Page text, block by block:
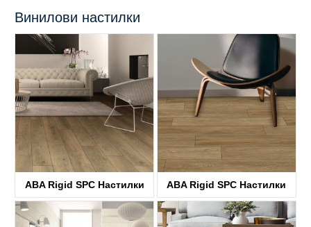
Винилови настилки
ABA Rigid SPC Настилки
KTV8033
ABA Rigid SPC Настилки
KTV8034